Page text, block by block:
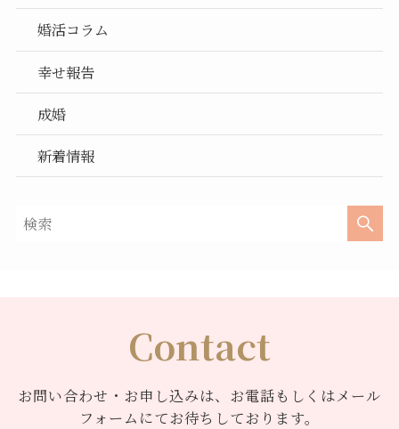
婚活コラム
幸せ報告
成婚
新着情報
Contact
お問い合わせ・お申し込みは、お電話もしくはメール
フォームにてお待ちしております。